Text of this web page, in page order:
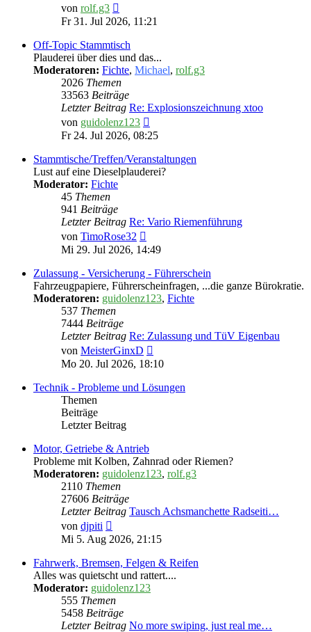
von rolf.g3
Beitrag
Fr 31. Jul 2026, 11:21
Off-Topic Stammtisch
Plauderei über dies und das...
Moderatoren: Fichte, Michael, rolf.g3
2026 Themen
33563 Beiträge
Letzter Beitrag Re: Explosionszeichnung xtoo
von guidolenz123
Beitrag
Fr 24. Jul 2026, 08:25
Stammtische/Treffen/Veranstaltungen
Lust auf eine Dieselplauderei?
Moderator: Fichte
45 Themen
941 Beiträge
Letzter Beitrag Re: Vario Riemenführung
von TimoRose32
Beitrag
Mi 29. Jul 2026, 14:49
Zulassung - Versicherung - Führerschein
Fahrzeugpapiere, Führerscheinfragen, ...die ganze Bürokratie.
Moderatoren: guidolenz123, Fichte
537 Themen
7444 Beiträge
Letzter Beitrag Re: Zulassung und TüV Eigenbau
von MeisterGinxD
Beitrag
Mo 20. Jul 2026, 18:10
Technik - Probleme und Lösungen
Themen
Beiträge
Letzter Beitrag
Motor, Getriebe & Antrieb
Probleme mit Kolben, Zahnrad oder Riemen?
Moderatoren: guidolenz123, rolf.g3
2110 Themen
27606 Beiträge
Letzter Beitrag Tausch Achsmanchette Radseiti…
von djpiti
Beitrag
Mi 5. Aug 2026, 21:15
Fahrwerk, Bremsen, Felgen & Reifen
Alles was quietscht und rattert....
Moderator: guidolenz123
555 Themen
5458 Beiträge
Letzter Beitrag No more swiping, just real me…